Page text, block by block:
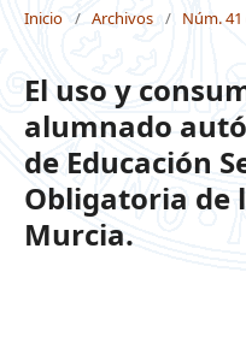
Inicio / Archivos / Núm. 41
El uso y
alumnado
de Educación
Obligatoria de
Murcia.